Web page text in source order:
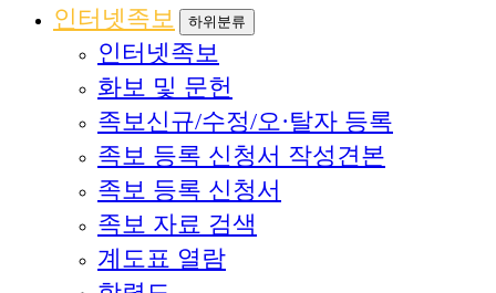
인터넷족보
하위분류
인터넷족보
화보 및 문헌
족보신규/수정/오·탈자 등록
족보 등록 신청서 작성견본
족보 등록 신청서
족보 자료 검색
계도표 열람